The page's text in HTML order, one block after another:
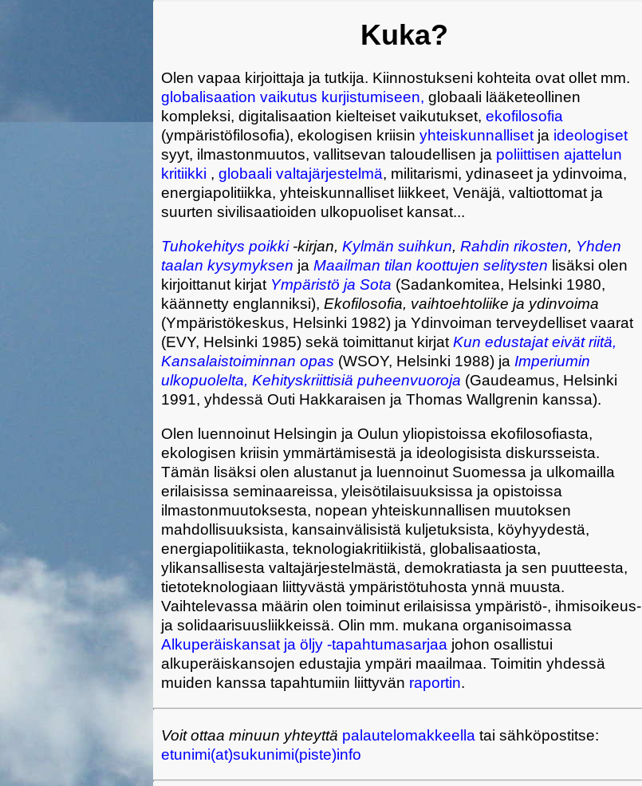
Kuka?
Olen vapaa kirjoittaja ja tutkija. Kiinnostukseni kohteita ovat ollet mm.
globalisaation vaikutus kurjistumiseen, globaali lääketeollinen
kompleksi, digitalisaation kielteiset vaikutukset, ekofilosofia
(ympäristöfilosofia), ekologisen kriisin yhteiskunnalliset ja ideologiset
syyt, ilmastonmuutos, vallitsevan taloudellisen ja poliittisen ajattelun
kritiikki , globaali valtajärjestelmä, militarismi, ydinaseet ja ydinvoima,
energiapolitiikka, yhteiskunnalliset liikkeet, Venäjä, valtiottomat ja
suurten sivilisaatioiden ulkopuoliset kansat...
Tuhokehitys poikki-kirjan, Kylmän suihkun, Rahdin rikosten, Yhden
taalan kysymyksen ja Maailman tilan koottujen selitysten lisäksi olen
kirjoittanut kirjat Ympäristö ja Sota (Sadankomitea, Helsinki 1980,
käännetty englanniksi), Ekofilosofia, vaihtoehtoliike ja ydinvoima
(Ympäristökeskus, Helsinki 1982) ja Ydinvoiman terveydelliset vaarat
(EVY, Helsinki 1985) sekä toimittanut kirjat Kun edustajat eivät riitä,
Kansalaistoiminnan opas (WSOY, Helsinki 1988) ja Imperiumin
ulkopuolelta, Kehityskriittisiä puheenvuoroja (Gaudeamus, Helsinki
1991, yhdessä Outi Hakkaraisen ja Thomas Wallgrenin kanssa).
Olen luennoinut Helsingin ja Oulun yliopistoissa ekofilosofiasta,
ekologisen kriisin ymmärtämisestä ja ideologisista diskursseista.
Tämän lisäksi olen alustanut ja luennoinut Suomessa ja ulkomailla
erilaisissa seminaareissa, yleisötilaisuuksissa ja opistoissa
ilmastonmuutoksesta, nopean yhteiskunnallisen muutoksen
mahdollisuuksista, kansainvälisistä kuljetuksista, köyhyydestä,
energiapolitiikasta, teknologiakritiikistä, globalisaatiosta,
ylikansallisesta valtajärjestelmästä, demokratiasta ja sen puutteesta,
tietoteknologiaan liittyvästä ympäristötuhosta ynnä muusta.
Vaihtelevassa määrin olen toiminut erilaisissa ympäristö-, ihmisoikeus-
ja solidaarisuusliikkeissä. Olin mm. mukana organisoimassa
Alkuperäiskansat ja öljy -tapahtumasarjaa johon osallistui
alkuperäiskansojen edustajia ympäri maailmaa. Toimitin yhdessä
muiden kanssa tapahtumiin liittyvän raportin.
Voit ottaa minuun yhteyttä palautelomakkeella tai sähköpostitse:
etunimi(at)sukunimi(piste)info